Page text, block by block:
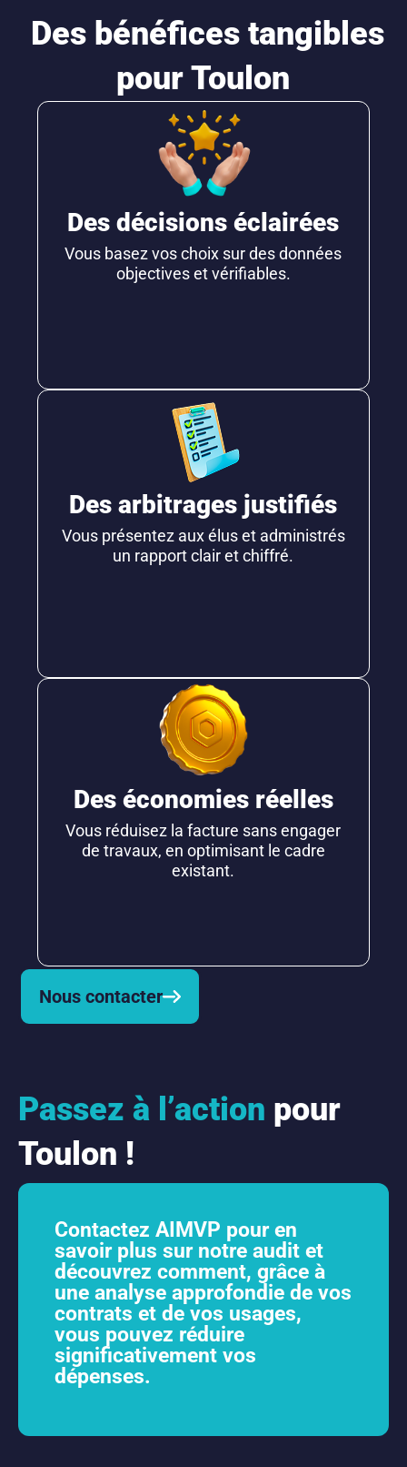
Des bénéfices tangibles
pour Toulon
Des décisions éclairées
Vous basez vos choix sur des données
objectives et vérifiables.
Des arbitrages justifiés
Vous présentez aux élus et administrés
un rapport clair et chiffré.
Des économies réelles
Vous réduisez la facture sans engager
de travaux, en optimisant le cadre
existant.
Nous contacter
Passez à l’action pour
Toulon !
Contactez AIMVP pour en
savoir plus sur notre audit et
découvrez comment, grâce à
une analyse approfondie de vos
contrats et de vos usages,
vous pouvez réduire
significativement vos
dépenses.